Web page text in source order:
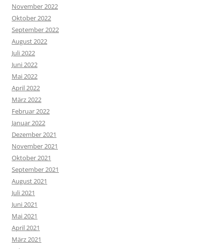
November 2022
Oktober 2022
September 2022
August 2022
Juli 2022
Juni 2022
Mai 2022
April 2022
März 2022
Februar 2022
Januar 2022
Dezember 2021
November 2021
Oktober 2021
September 2021
August 2021
Juli 2021
Juni 2021
Mai 2021
April 2021
März 2021